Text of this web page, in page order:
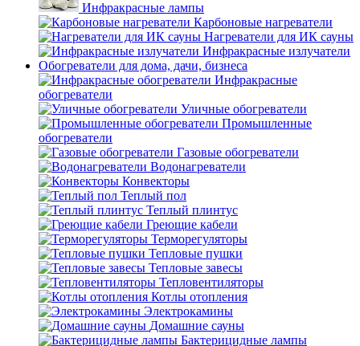
Инфракрасные лампы
Карбоновые нагреватели
Нагреватели для ИК сауны
Инфракрасные излучатели
Обогреватели для дома, дачи, бизнеса
Инфракрасные
обогреватели
Уличные обогреватели
Промышленные
обогреватели
Газовые обогреватели
Водонагреватели
Конвекторы
Теплый пол
Теплый плинтус
Греющие кабели
Терморегуляторы
Тепловые пушки
Тепловые завесы
Тепловентиляторы
Котлы отопления
Электрокамины
Домашние сауны
Бактерицидные лампы